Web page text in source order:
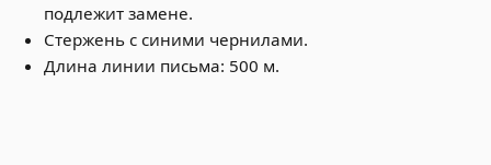
подлежит замене.
Стержень с синими чернилами.
Длина линии письма: 500 м.